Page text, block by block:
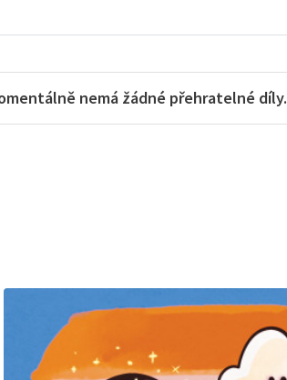
nemá žádné přehratelné díly.